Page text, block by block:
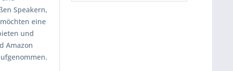
Speakern,
eine
und
Amazon